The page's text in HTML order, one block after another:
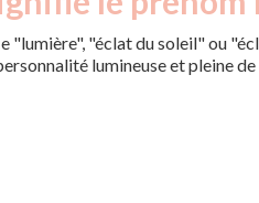
"lumière", "éclat du soleil" ou
lumineuse et pleine de